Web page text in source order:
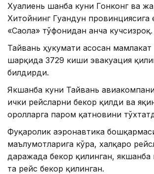
Хуалиень шанба куни Гонконг ва
Хитойнинг Гуандун провинциясига
«Саола» тўфонидан анча кучсизроқ.
Тайвань ҳукумати асосан
шарқида 3729 киши эвакуация
билдирди.
Якшанба куни Тайвань
ички рейсларни бекор қилди ва
оролларга паром қатновини
Фуқаролик аэронавтика
маълумотларига кўра, халқаро
даражада бекор қилинган, якшанба
та рейс бекор қилинган.